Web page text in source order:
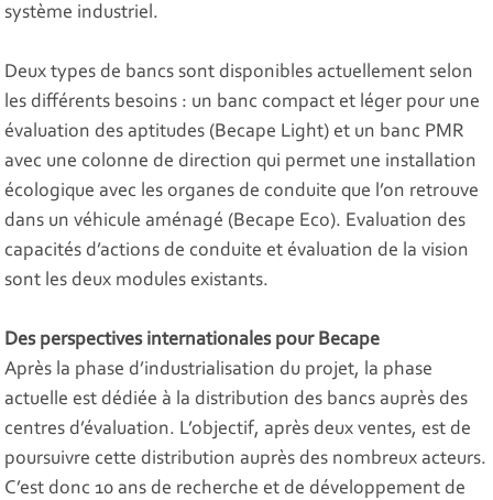
système industriel.
Deux types de bancs sont disponibles actuellement selon
les différents besoins : un banc compact et léger pour une
évaluation des aptitudes (Becape Light) et un banc PMR
avec une colonne de direction qui permet une installation
écologique avec les organes de conduite que l’on retrouve
dans un véhicule aménagé (Becape Eco). Evaluation des
capacités d’actions de conduite et évaluation de la vision
sont les deux modules existants.
Des perspectives internationales pour Becape
Après la phase d’industrialisation du projet, la phase
actuelle est dédiée à la distribution des bancs auprès des
centres d’évaluation. L’objectif, après deux ventes, est de
poursuivre cette distribution auprès des nombreux acteurs.
C’est donc 10 ans de recherche et de développement de